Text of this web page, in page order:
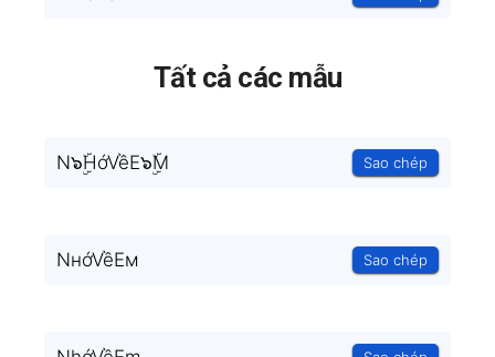
Tất cả các mẫu
N๖ۣۜHớVềE๖ۣۜM Sao chép
NнớVềEм Sao chép